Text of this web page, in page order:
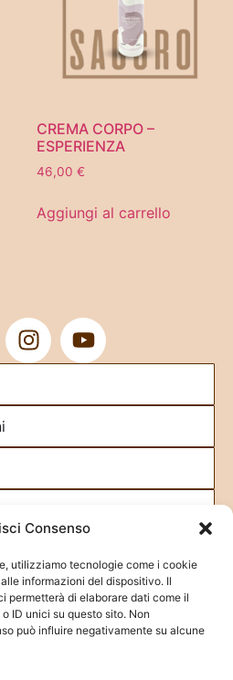
Consenso
utilizziamo tecnologie come i cookie
informazioni del dispositivo. Il
permetterà di elaborare dati come il
ID unici su questo sito. Non
può influire negativamente su alcune
CREMA CORPO –
ESPERIENZA
46,00 €
Aggiungi al carrello
per abilitare Google